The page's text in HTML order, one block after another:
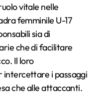
vitale nelle
femminile U-17
sia di
che di facilitare
Il loro
intercettare i passaggi
che alle attaccanti.